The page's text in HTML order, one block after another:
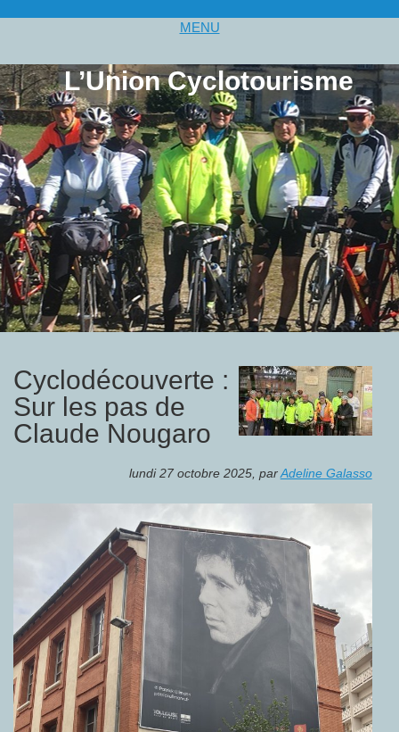
MENU
L’Union Cyclotourisme
Cyclodécouverte :
Sur les pas de
Claude Nougaro
lundi 27 octobre 2025, par Adeline Galasso